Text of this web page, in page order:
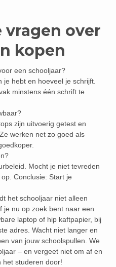
vragen over
kopen
een schooljaar?
je hebt en hoeveel je schrijft.
minstens één schrift te
zijn uitvoerig getest en
werken net zo goed als
Mocht je niet tevreden
Conclusie: Start je
het schooljaar niet alleen
je nu op zoek bent naar een
laptop of hip kaftpapier, bij
adres. Wacht niet langer en
van jouw schoolspullen. We
– en vergeet niet om af en
het studeren door!